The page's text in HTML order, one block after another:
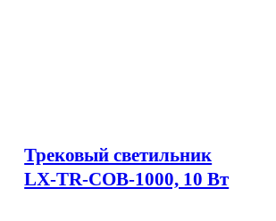
Трековый светильник
LX-TR-COB-1000, 10 Вт